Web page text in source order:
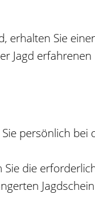
erhalten Sie
Jagd erfahrenen
persönlich
die